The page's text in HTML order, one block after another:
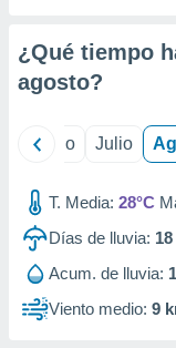
e
de
¿Qué tiempo
agosto?
Junio Julio
T. Media: 28°C
Días de lluvia: 18
Acum. de lluvia:
Viento medio: 9